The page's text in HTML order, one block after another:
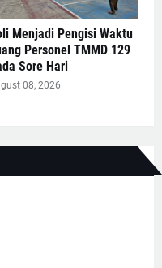
Menjadi Pengisi Waktu
Personel TMMD 129
Sore Hari
08, 2026